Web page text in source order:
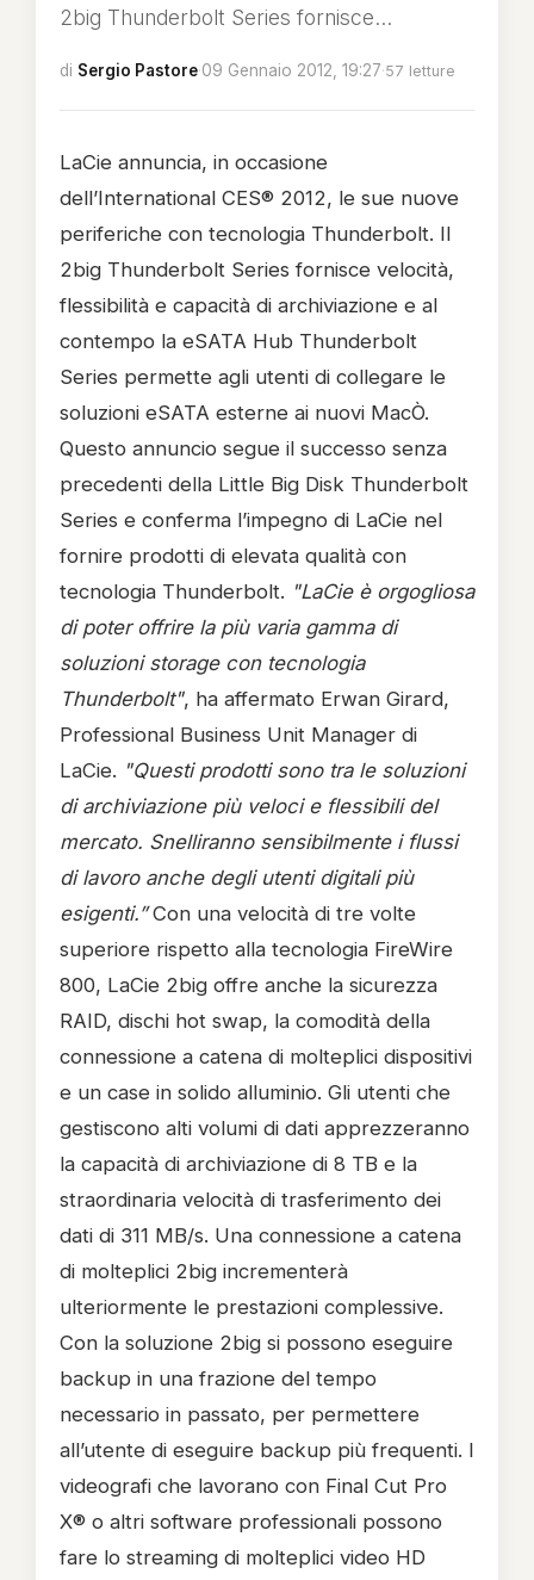
2big Thunderbolt Series fornisce...
di Sergio Pastore·09 Gennaio 2012, 19:27·57 letture
LaCie annuncia, in occasione
dell’International CES® 2012, le sue nuove
periferiche con tecnologia Thunderbolt. Il
2big Thunderbolt Series fornisce velocità,
flessibilità e capacità di archiviazione e al
contempo la eSATA Hub Thunderbolt
Series permette agli utenti di collegare le
soluzioni eSATA esterne ai nuovi MacÒ.
Questo annuncio segue il successo senza
precedenti della Little Big Disk Thunderbolt
Series e conferma l’impegno di LaCie nel
fornire prodotti di elevata qualità con
tecnologia Thunderbolt. "LaCie è orgogliosa
di poter offrire la più varia gamma di
soluzioni storage con tecnologia
Thunderbolt", ha affermato Erwan Girard,
Professional Business Unit Manager di
LaCie. "Questi prodotti sono tra le soluzioni
di archiviazione più veloci e flessibili del
mercato. Snelliranno sensibilmente i flussi
di lavoro anche degli utenti digitali più
esigenti.”Con una velocità di tre volte
superiore rispetto alla tecnologia FireWire
800, LaCie 2big offre anche la sicurezza
RAID, dischi hot swap, la comodità della
connessione a catena di molteplici dispositivi
e un case in solido alluminio. Gli utenti che
gestiscono alti volumi di dati apprezzeranno
la capacità di archiviazione di 8 TB e la
straordinaria velocità di trasferimento dei
dati di 311 MB/s. Una connessione a catena
di molteplici 2big incrementerà
ulteriormente le prestazioni complessive.
Con la soluzione 2big si possono eseguire
backup in una frazione del tempo
necessario in passato, per permettere
all’utente di eseguire backup più frequenti. I
videografi che lavorano con Final Cut Pro
X® o altri software professionali possono
fare lo streaming di molteplici video HD